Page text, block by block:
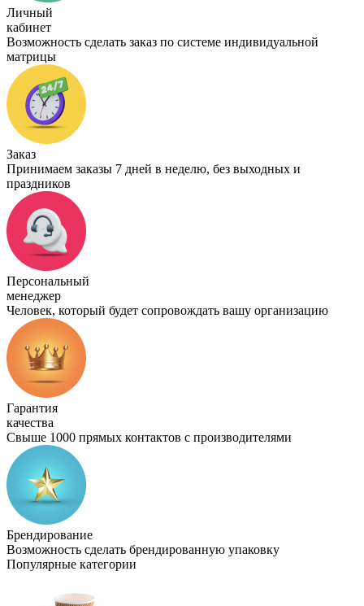
Личный
кабинет
Возможность сделать заказ по системе индивидуальной
матрицы
Заказ
Принимаем заказы 7 дней в неделю, без выходных и
праздников
Персональный
менеджер
Человек, который будет сопровождать вашу организацию
Гарантия
качества
Свыше 1000 прямых контактов с производителями
Брендирование
Возможность сделать брендированную упаковку
Популярные категории